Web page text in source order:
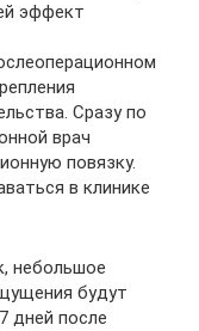
эффект
Сразу по
врач
повязку.
в клинике
небольшое
будут
дней после